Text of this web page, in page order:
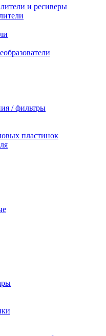
и ресиверы
/ фильтры
пластинок